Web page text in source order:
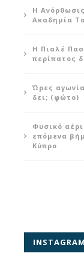
Η
Ακαδημία
Η Πιαλέ
περίπατος
Ώρες
δει; (φώτο)
Φυσικό
επόμενα
Κύπρο
INSTAGRAM